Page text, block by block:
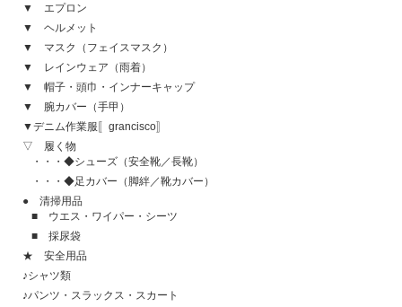
▼ エプロン
▼ ヘルメット
▼ マスク（フェイスマスク）
▼ レインウェア（雨着）
▼ 帽子・頭巾・インナーキャップ
▼ 腕カバー（手甲）
▼デニム作業服〚grancisco〛
▽ 履く物
・・・◆シューズ（安全靴／長靴）
・・・◆足カバー（脚絆／靴カバー）
● 清掃用品
■ ウエス・ワイパー・シーツ
■ 採尿袋
★ 安全用品
♪シャツ類
♪パンツ・スラックス・スカート